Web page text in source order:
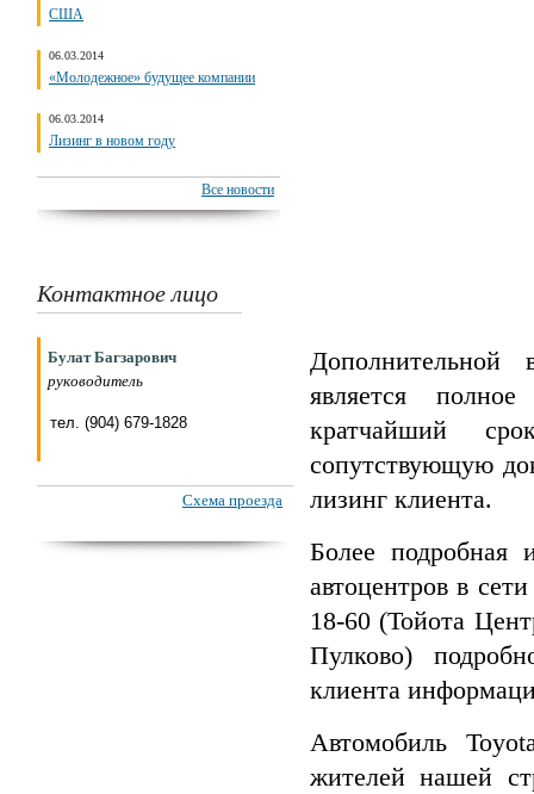
США
06.03.2014
«Молодежное» будущее компании
06.03.2014
Лизинг в новом году
Все новости
Контактное лицо
Булат Багзарович
руководитель
тел. (904) 679-1828
Схема проезда
Дополнительной
является
кратчайший
сопутствующую
лизинг клиента.
Более подробная
автоцентров в
18-60 (Тойота
Пулково)
клиента
Автомобиль
жителей нашей